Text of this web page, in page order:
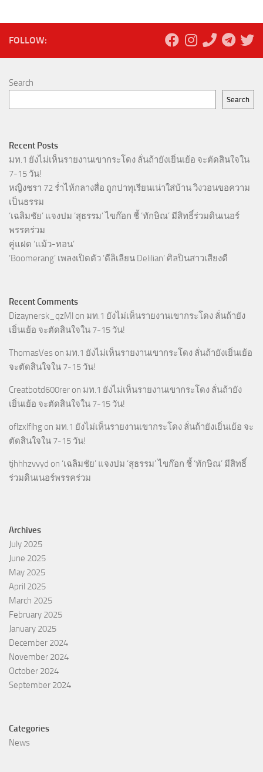
FOLLOW:
Search
Search
Recent Posts
มท.1 ยังไม่เห็นรายงานเขากระโดง ลั่นถ้ายังเยิ่นเย้อ จะตัดสินใจใน
7-15 วัน!
หญิงชรา 72 ร่ำไห้กลางสื่อ ถูกปาทุเรียนเน่าใส่บ้าน วิงวอนขอความ
เป็นธรรม
‘เฉลิมชัย’ แจงปม ‘สุธรรม’ ไขก๊อก ชี้ ‘ทักษิณ’ มีสิทธิ์ร่วมดินเนอร์
พรรคร่วม
คู่แฝด ‘แม้ว-ทอน’
‘Boomerang’ เพลงเปิดตัว ‘ดีลิเลียน Delilian’ ศิลปินสาวเสียงดี
Recent Comments
Dizaynersk_qzMl on มท.1 ยังไม่เห็นรายงานเขากระโดง ลั่นถ้ายัง
เยิ่นเย้อ จะตัดสินใจใน 7-15 วัน!
ThomasVes on มท.1 ยังไม่เห็นรายงานเขากระโดง ลั่นถ้ายังเยิ่นเย้อ
จะตัดสินใจใน 7-15 วัน!
Creatbotd600rer on มท.1 ยังไม่เห็นรายงานเขากระโดง ลั่นถ้ายัง
เยิ่นเย้อ จะตัดสินใจใน 7-15 วัน!
oflzxlflhg on มท.1 ยังไม่เห็นรายงานเขากระโดง ลั่นถ้ายังเยิ่นเย้อ จะ
ตัดสินใจใน 7-15 วัน!
tjhhhzvvyd on ‘เฉลิมชัย’ แจงปม ‘สุธรรม’ ไขก๊อก ชี้ ‘ทักษิณ’ มีสิทธิ์
ร่วมดินเนอร์พรรคร่วม
Archives
July 2025
June 2025
May 2025
April 2025
March 2025
February 2025
January 2025
December 2024
November 2024
October 2024
September 2024
Categories
News